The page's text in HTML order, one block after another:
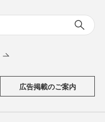
広告掲載のご案内